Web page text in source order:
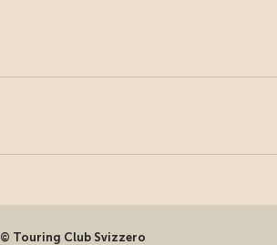
© Touring Club Svizzero